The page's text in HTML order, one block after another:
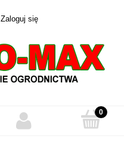
Zaloguj się